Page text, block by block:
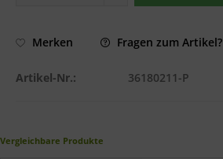
Merken Fragen zum Artikel?
Artikel-Nr.: 36180211-P
Vergleichbare Produkte